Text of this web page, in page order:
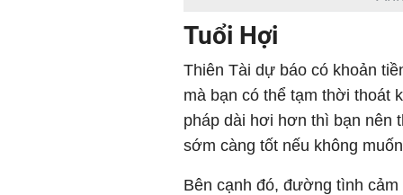
Tuổi Hợi
Thiên Tài dự báo có khoản
mà bạn có thể tạm thời thoát
pháp dài hơi hơn thì bạn nên
sớm càng tốt nếu không
Bên cạnh đó, đường tình